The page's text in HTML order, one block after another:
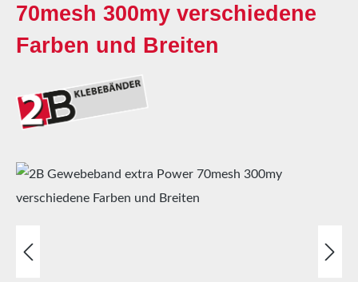
70mesh 300my verschiedene
Farben und Breiten
Bildergalerie überspringen